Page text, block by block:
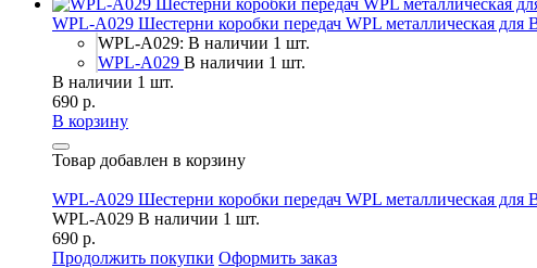
WPL-A029 Шестерни коробки передач WPL металлическая для
WPL-A029: В наличии 1 шт.
WPL-A029 В наличии 1 шт.
В наличии 1 шт.
690 р.
В корзину
Товар добавлен в корзину
WPL-A029 Шестерни коробки передач WPL металлическая для
WPL-A029 В наличии 1 шт.
690 р.
Продолжить покупки Оформить заказ